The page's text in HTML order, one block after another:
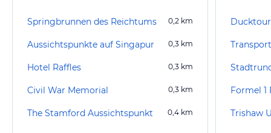
Springbrunnen des Reichtums 0,2 km
Aussichtspunkte auf Singapur 0,3 km
Hotel Raffles 0,3 km
Civil War Memorial 0,3 km
The Stamford Aussichtspunkt 0,4 km
Transport
Formel 1
Trishaw